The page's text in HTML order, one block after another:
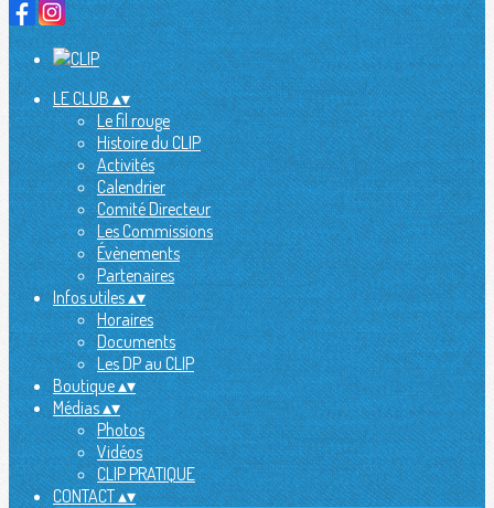
LE CLUB▴▾
Le fil rouge
Histoire du CLIP
Activités
Calendrier
Comité Directeur
Les Commissions
Évènements
Partenaires
Infos utiles▴▾
Horaires
Documents
Les DP au CLIP
Boutique▴▾
Médias▴▾
Photos
Vidéos
CLIP PRATIQUE
CONTACT▴▾